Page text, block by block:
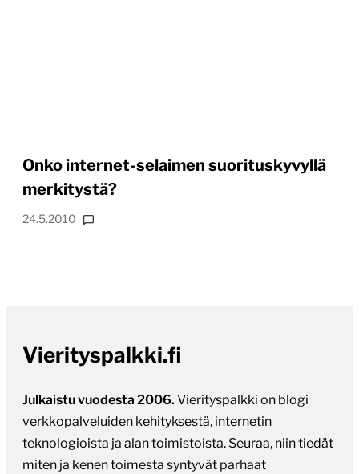
Onko internet-selaimen suorituskyvyllä
merkitystä?
24.5.2010
Vierityspalkki.fi
Julkaistu vuodesta 2006. Vierityspalkki on blogi
verkkopalveluiden kehityksestä, internetin
teknologioista ja alan toimistoista. Seuraa, niin tiedät
miten ja kenen toimesta syntyvät parhaat